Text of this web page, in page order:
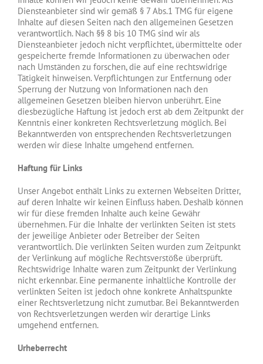
Diensteanbieter sind wir gemäß § 7 Abs.1 TMG für eigene
Inhalte auf diesen Seiten nach den allgemeinen Gesetzen
verantwortlich. Nach §§ 8 bis 10 TMG sind wir als
Diensteanbieter jedoch nicht verpflichtet, übermittelte oder
gespeicherte fremde Informationen zu überwachen oder
nach Umständen zu forschen, die auf eine rechtswidrige
Tätigkeit hinweisen. Verpflichtungen zur Entfernung oder
Sperrung der Nutzung von Informationen nach den
allgemeinen Gesetzen bleiben hiervon unberührt. Eine
diesbezügliche Haftung ist jedoch erst ab dem Zeitpunkt der
Kenntnis einer konkreten Rechtsverletzung möglich. Bei
Bekanntwerden von entsprechenden Rechtsverletzungen
werden wir diese Inhalte umgehend entfernen.
Haftung für Links
Unser Angebot enthält Links zu externen Webseiten Dritter,
auf deren Inhalte wir keinen Einfluss haben. Deshalb können
wir für diese fremden Inhalte auch keine Gewähr
übernehmen. Für die Inhalte der verlinkten Seiten ist stets
der jeweilige Anbieter oder Betreiber der Seiten
verantwortlich. Die verlinkten Seiten wurden zum Zeitpunkt
der Verlinkung auf mögliche Rechtsverstöße überprüft.
Rechtswidrige Inhalte waren zum Zeitpunkt der Verlinkung
nicht erkennbar. Eine permanente inhaltliche Kontrolle der
verlinkten Seiten ist jedoch ohne konkrete Anhaltspunkte
einer Rechtsverletzung nicht zumutbar. Bei Bekanntwerden
von Rechtsverletzungen werden wir derartige Links
umgehend entfernen.
Urheberrecht